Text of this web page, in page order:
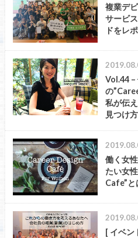
複業デ
サービ
ドをレ
Vol.44 –
の
私が伝
見つけ方
働く女
たい女
Cafe”と
[ イベン